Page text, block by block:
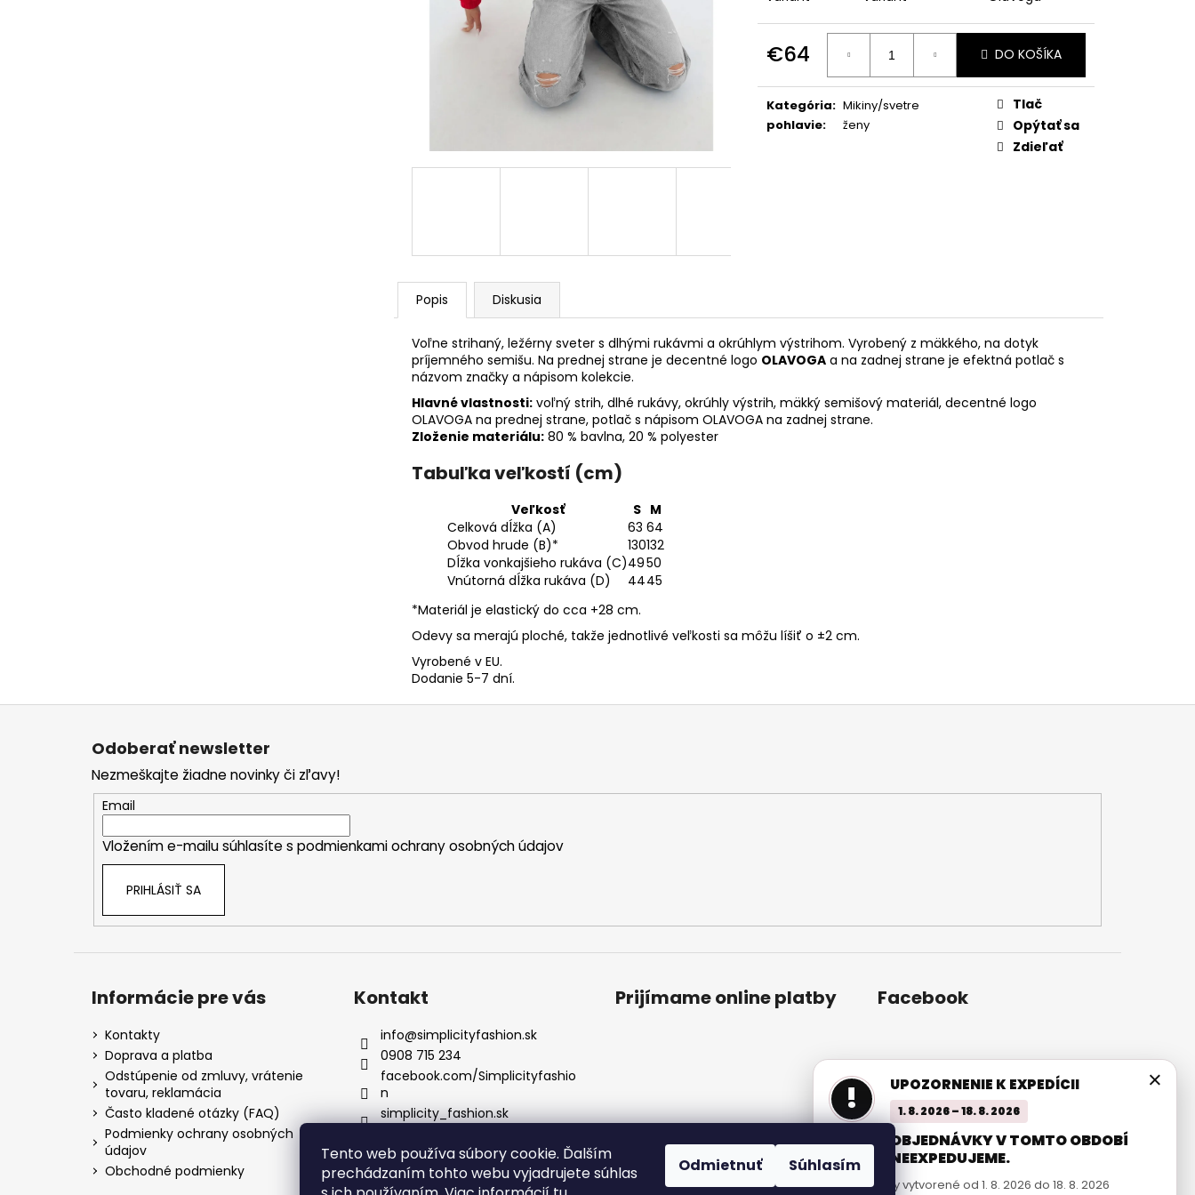
Tento web používa súbory cookie. Ďalším
prechádzaním tohto webu vyjadrujete súhlas
Odmietnuť Súhlasím
€64
Jednotková
cena:
DO KOŠÍKA
Kategória: Mikiny/svetre
pohlavie: ženy
Tlač
Opýtať sa
Zdieľať
Popis Diskusia
Voľne strihaný, ležérny sveter s dlhými rukávmi a okrúhlym výstrihom. Vyrobený z mäkkého, na dotyk
príjemného semišu. Na prednej strane je decentné logo OLAVOGA a na zadnej strane je efektná potlač s
názvom značky a nápisom kolekcie.
Hlavné vlastnosti: voľný strih, dlhé rukávy, okrúhly výstrih, mäkký semišový materiál, decentné logo
OLAVOGA na prednej strane, potlač s nápisom OLAVOGA na zadnej strane.
Zloženie materiálu: 80 % bavlna, 20 % polyester
Tabuľka veľkostí (cm)
Veľkosť S M
Celková dĺžka (A)
63 64
Obvod hrude (B)*
130132
Dĺžka vonkajšieho rukáva (C)4950
Vnútorná dĺžka rukáva (D)
4445
*Materiál je elastický do cca +28 cm.
Odevy sa merajú ploché, takže jednotlivé veľkosti sa môžu líšiť o ±2 cm.
Vyrobené v EU.
Dodanie 5-7 dní.
Z
Odoberať newsletter
Nezmeškajte žiadne novinky či zľavy!
Email
Vložením e-mailu súhlasíte s podmienkami ochrany osobných údajov
PRIHLÁSIŤ SA
Informácie pre vás
Kontakty
Doprava a platba
Odstúpenie od zmluvy, vrátenie
tovaru, reklamácia
Často kladené otázky (FAQ)
Podmienky ochrany osobných
údajov
Obchodné podmienky
Kontakt
info@simplicityfashion.sk
0908 715 234
facebook.com/Simplicityfashio
n
simplicity_fashion.sk
Prijímame online platby Facebook
×
! UPOZORNENIE K EXPEDÍCII
1. 8. 2026 – 18. 8. 2026
OBJEDNÁVKY V TOMTO OBDOBÍ
NEEXPEDUJEME.
Objednávky vytvorené od 1. 8. 2026 do 18. 8. 2026